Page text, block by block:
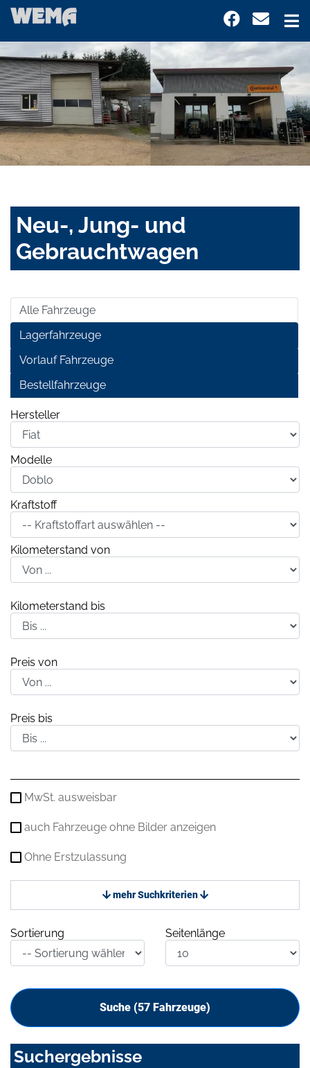
Neu-, Jung- und
Gebrauchtwagen
Alle Fahrzeuge
Lagerfahrzeuge
Vorlauf Fahrzeuge
Bestellfahrzeuge
Hersteller
Modelle
Kraftstoff
Kilometerstand von
Kilometerstand bis
Preis von
Preis bis
MwSt. ausweisbar
auch Fahrzeuge ohne Bilder anzeigen
Ohne Erstzulassung
mehr Suchkriterien
Sortierung Seitenlänge
Suche (57 Fahrzeuge)
Suchergebnisse